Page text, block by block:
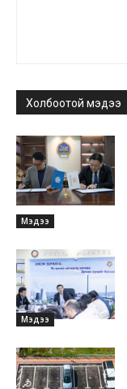
Холбоотой мэдээ
Мэдээ
Мэдээ